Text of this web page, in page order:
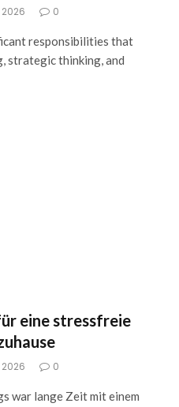
0
responsibilities that
strategic thinking, and
eine stressfreie
0
war lange Zeit mit einem